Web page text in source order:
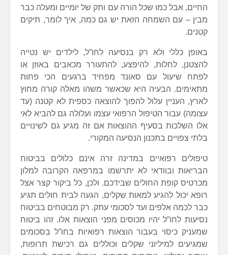
החיים, אבל כמו שכל הורה עם ותק של יומיים ומעלה כבר
מבין – עם השמחה הזאת יש גם כמה, איך לומר, תיקים
קטנים.
באופן כללי ולא רק בנסיעה לחו”ל, לילדים יש נטייה
להצטנן, לחלות, להיפצע, להתעורר מכאבים באוזן או
לפתח שיעול עם סאונד מפחיד ברגעים הכי פחות
מתאימים. הבעיה היא שכאשר משהו מאלה קורה מחוץ
לארץ, העניין עלול להפוך להוצאה כספית לא קטנה (עד
עצומה) עבור הטיפול הרפואי עצמו ועלולה גם להביא לאי
אלו השלכות בסעיף ההוצאות אם זה מגיע גם לשינויים
בלתי צפויים בתכנון הנסיעה המקורי.
טיפולים רפואיים במדינה זרה אינם כלולים בביטוח
הבריאות ובוודאי לא יתרשמו במרפאה הקרובה למלון
מכרטיס קופת החולים שבידכם. ולכן, כל ביקור קצר אצל
רופא יכול להגיע למאות שקלים, הגעה לבית חולים תגיע
כבר לכמה אלפים ועד לסכומי עתק. רק מבוטחים בביטוח
נסיעות לחו”ל יהיו מכוסים מפני הוצאות אלו. זהו ביטוח
שמעניק כיסוי בעבור הוצאות רפואיות בחו”ל בסכומים
שמגיעים למיליוני שקלים וכוללים גם רכישת תרופות,